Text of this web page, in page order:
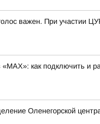
важен. При участии
как подключить и
Оленегорской